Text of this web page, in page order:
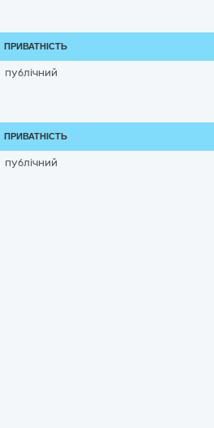
ПРИВАТНІСТЬ
публічний
ПРИВАТНІСТЬ
публічний